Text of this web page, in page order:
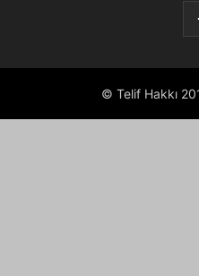
© Telif Hakkı